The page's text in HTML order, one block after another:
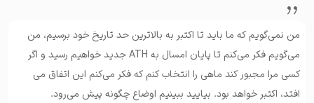
من نمی‌گویم که ما باید تا اکتبر به بالاترین حد تاریخ خود برسیم، من
می‌گویم فکر می‌کنم تا پایان امسال به ATH جدید خواهیم رسید و اگر
کسی مرا مجبور کند ماهی را انتخاب کنم که فکر می‌کنم این اتفاق می
افتد، اکتبر خواهد بود. بیایید ببینیم اوضاع چگونه پیش می‌رود.